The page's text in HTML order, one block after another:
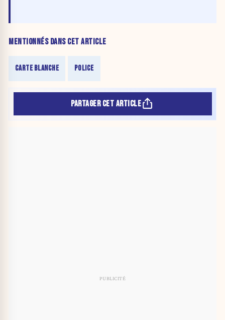
MENTIONNÉS DANS CET ARTICLE
CARTE BLANCHE POLICE
PARTAGER CET ARTICLE